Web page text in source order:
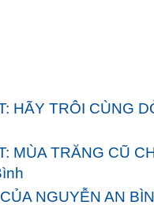
HÃY TRÔI CÙNG
MÙA TRĂNG CŨ
NGUYỄN AN